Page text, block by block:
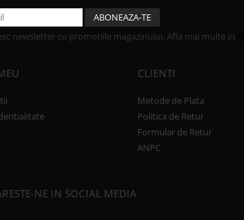
newsletter cu promotiile magazinului. Afla mai multe in
CLIENTI
Metode de Plata
Politica de Retur
Formular de Retur
ANPC
NE IN SOCIAL MEDIA